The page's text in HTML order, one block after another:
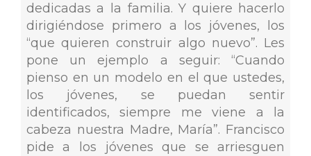
dedicadas a la familia. Y quiere hacerlo
dirigiéndose primero a los jóvenes, los
“que quieren construir algo nuevo”. Les
pone un ejemplo a seguir: “Cuando
pienso en un modelo en el que ustedes,
los jóvenes, se puedan sentir
identificados, siempre me viene a la
cabeza nuestra Madre, María”. Francisco
pide a los jóvenes que se arriesguen